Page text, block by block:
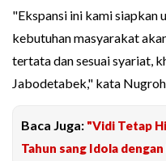
"Ekspansi ini kami siapkan
kebutuhan masyarakat
tertata dan sesuai syariat,
Jabodetabek," kata
Baca Juga: "Vidi Tetap
Tahun sang Idola